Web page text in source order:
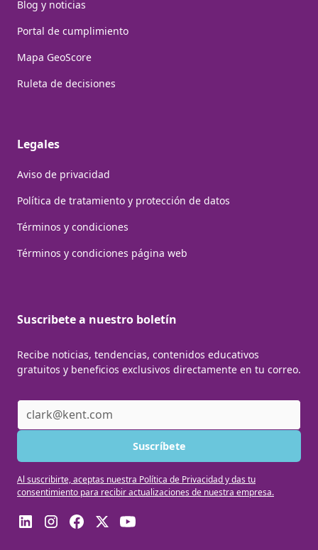
Blog y noticias
Portal de cumplimiento
Mapa GeoScore
Ruleta de decisiones
Legales
Aviso de privacidad
Política de tratamiento y protección de datos
Términos y condiciones
Términos y condiciones página web
Suscribete a nuestro boletín
Recibe noticias, tendencias, contenidos educativos
gratuitos y beneficios exclusivos directamente en tu correo.
Al suscribirte, aceptas nuestra Política de Privacidad y das tu
consentimiento para recibir actualizaciones de nuestra empresa.